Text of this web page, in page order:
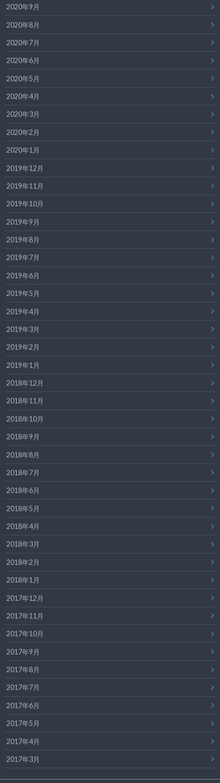
2020年9月
2020年8月
2020年7月
2020年6月
2020年5月
2020年4月
2020年3月
2020年2月
2020年1月
2019年12月
2019年11月
2019年10月
2019年9月
2019年8月
2019年7月
2019年6月
2019年5月
2019年4月
2019年3月
2019年2月
2019年1月
2018年12月
2018年11月
2018年10月
2018年9月
2018年8月
2018年7月
2018年6月
2018年5月
2018年4月
2018年3月
2018年2月
2018年1月
2017年12月
2017年11月
2017年10月
2017年9月
2017年8月
2017年7月
2017年6月
2017年5月
2017年4月
2017年3月